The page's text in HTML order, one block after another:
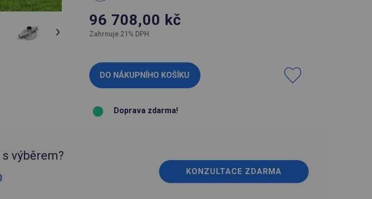
96 708,00 kč
Zahrnuje 21% DPH
Doprava zdarma!
výběrem?
KONZULTACE ZDARMA